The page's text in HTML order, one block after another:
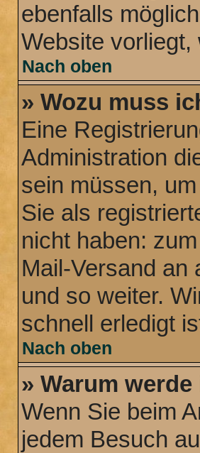
ebenfalls
Website
Nach oben
» Wozu muss
Eine
Administration
sein müssen,
Sie als
nicht haben:
Mail-Versand an
und so weiter.
schnell erledigt
Nach oben
» Warum
Wenn Sie beim
jedem Besuch